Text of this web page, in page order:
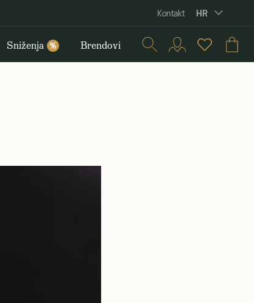
Kontakt HR
Sniženja % Brendovi